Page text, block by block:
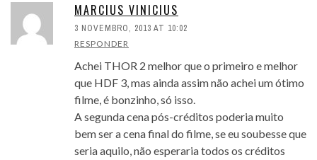
MARCIUS VINICIUS
3 NOVEMBRO, 2013 AT 10:02
RESPONDER
Achei THOR 2 melhor que o primeiro e melhor
que HDF 3, mas ainda assim não achei um ótimo
filme, é bonzinho, só isso.
A segunda cena pós-créditos poderia muito
bem ser a cena final do filme, se eu soubesse que
seria aquilo, não esperaria todos os créditos